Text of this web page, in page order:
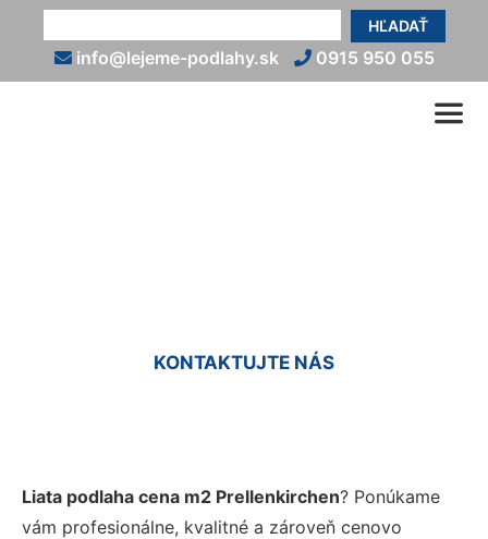
HĽADAŤ
info@lejeme-podlahy.sk 0915 950 055
KONTAKTUJTE NÁS
Liata podlaha cena m2 Prellenkirchen? Ponúkame
vám profesionálne, kvalitné a zároveň cenovo